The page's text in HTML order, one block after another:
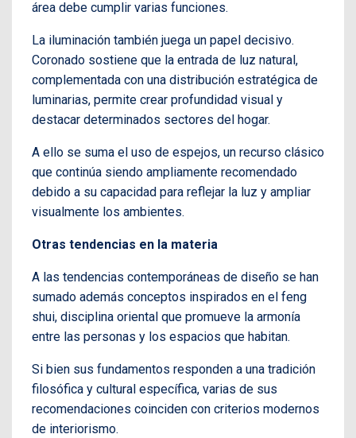
área debe cumplir varias funciones.
La iluminación también juega un papel decisivo.
Coronado sostiene que la entrada de luz natural,
complementada con una distribución estratégica de
luminarias, permite crear profundidad visual y
destacar determinados sectores del hogar.
A ello se suma el uso de espejos, un recurso clásico
que continúa siendo ampliamente recomendado
debido a su capacidad para reflejar la luz y ampliar
visualmente los ambientes.
Otras tendencias en la materia
A las tendencias contemporáneas de diseño se han
sumado además conceptos inspirados en el feng
shui, disciplina oriental que promueve la armonía
entre las personas y los espacios que habitan.
Si bien sus fundamentos responden a una tradición
filosófica y cultural específica, varias de sus
recomendaciones coinciden con criterios modernos
de interiorismo.